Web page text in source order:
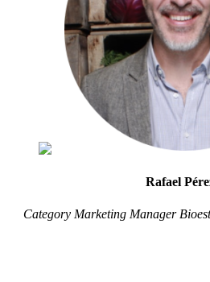
Rafael
Category Marketing Manager